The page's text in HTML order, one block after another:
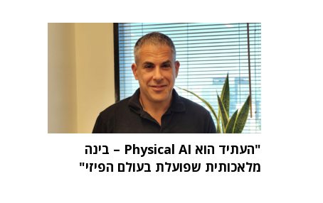
"העתיד הוא Physical AI – בינה
מלאכותית שפועלת בעולם הפיזי"